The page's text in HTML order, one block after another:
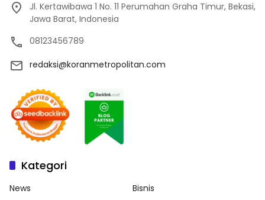
Jl. Kertawibawa 1 No. 11 Perumahan Graha Timur, Bekasi,
Jawa Barat, Indonesia
08123456789
redaksi@koranmetropolitan.com
Kategori
News
Bisnis